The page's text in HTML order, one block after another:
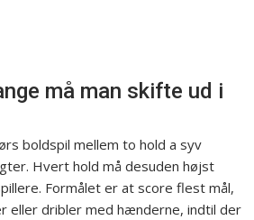
må man skifte ud i
boldspil mellem to hold a syv
Hvert hold må desuden højst
Formålet er at score flest mål,
eller dribler med hænderne, indtil der